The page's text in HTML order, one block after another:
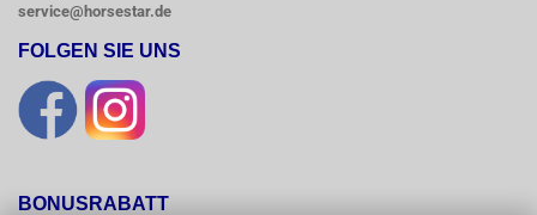
service@horsestar.de
FOLGEN SIE UNS
BONUSRABATT